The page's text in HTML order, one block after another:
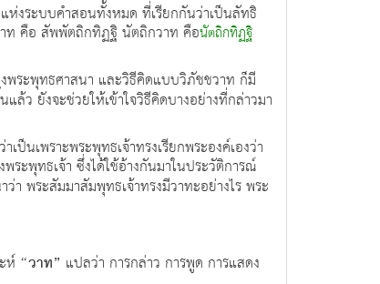
ห่งระบบคำสอนทั้งหมด ที่เรียกกันว่าเป็นลัทธิ
ท คือ สัพพัตถิกทิฏฐิ นัตถิกวาท คือนัตถิกทิฏฐิ
พระพุทธศาสนา และวิธีคิดแบบวิภัชชวาท ก็มี
ว ยังจะช่วยให้เข้าใจวิธีคิดบางอย่างที่กล่าวมา
นเพราะพระพุทธเจ้าทรงเรียกพระองค์เองว่า
ะพุทธเจ้า ซึ่งได้ใช้อ้างกันมาในประวัติการณ์
า พระสัมมาสัมพุทธเจ้าทรงมีวาทะอย่างไร พระ
ห์ “วาท” แปลว่า การกล่าว การพูด การแสดง